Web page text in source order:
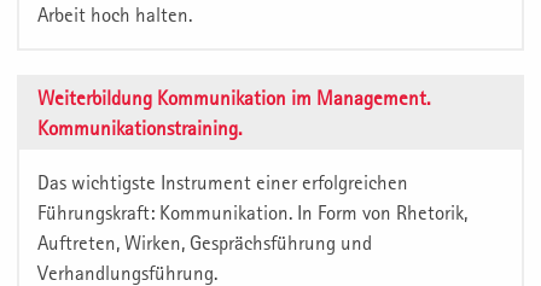
Arbeit hoch halten.
Weiterbildung Kommunikation im Management.
Kommunikationstraining.
Das wichtigste Instrument einer erfolgreichen
Führungskraft: Kommunikation. In Form von Rhetorik,
Auftreten, Wirken, Gesprächsführung und
Verhandlungsführung.